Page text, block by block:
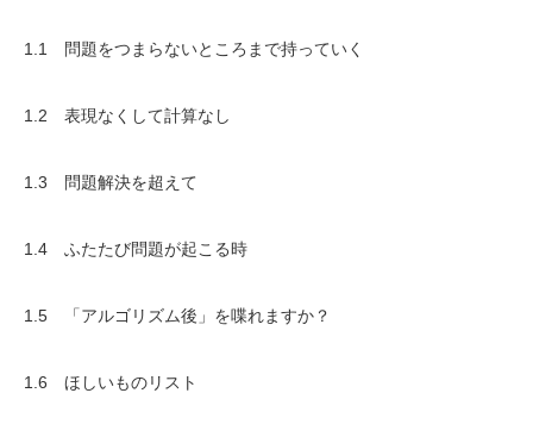
1.1 問題をつまらないところまで持っていく
1.2 表現なくして計算なし
1.3 問題解決を超えて
1.4 ふたたび問題が起こる時
1.5 「アルゴリズム後」を喋れますか？
1.6 ほしいものリスト